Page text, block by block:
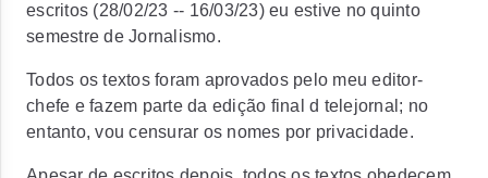
escritos (28/02/23 -- 16/03/23) eu estive no quinto
semestre de Jornalismo.
Todos os textos foram aprovados pelo meu editor-
chefe e fazem parte da edição final d telejornal; no
entanto, vou censurar os nomes por privacidade.